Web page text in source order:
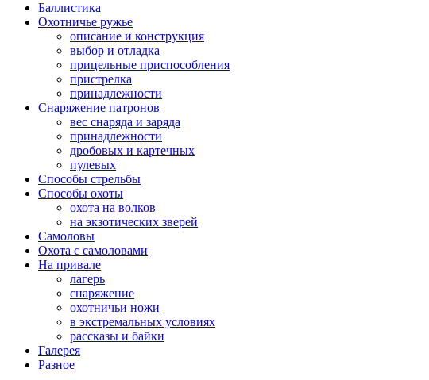
Баллистика
Охотничье ружье
описание и конструкция
выбор и отладка
прицельные приспособления
пристрелка
принадлежности
Снаряжение патронов
вес снаряда и заряда
принадлежности
дробовых и картечных
пулевых
Способы стрельбы
Способы охоты
охота на волков
на экзотических зверей
Самоловы
Охота с самоловами
На привале
лагерь
снаряжение
охотничьи ножи
в экстремальных условиях
рассказы и байки
Галерея
Разное